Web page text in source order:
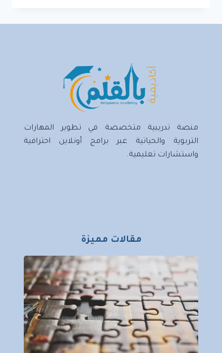
الدراسية
منصة تدريبية متخصصة في تطوير المهارات
التربوية والحياتية عبر برامج أونلاين احترافية
واستشارات تعليمية.
مقالات مميزة